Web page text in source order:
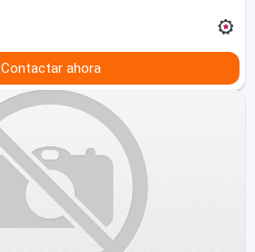
Contactar ahora